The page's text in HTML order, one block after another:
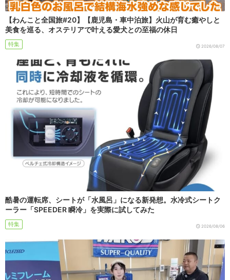
【わんこと全国旅#20】【鹿児島・車中泊旅】火山が育む癒やしと
美食を巡る、オステリアで叶える愛犬との至福の休日
特集 2026/08/07
酷暑の運転席、シートが「水風呂」になる新発想。水冷式シートク
ーラー「SPEEDER 瞬冷」を実際に試してみた
特集 2026/08/06